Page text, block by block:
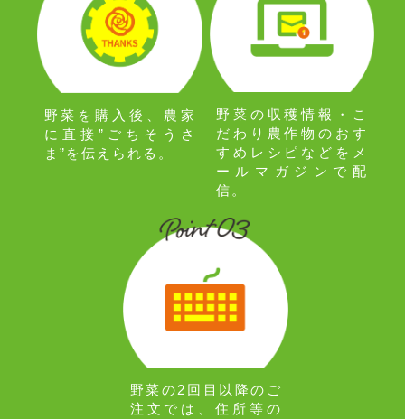
野菜を購入後、農家
に直接”ごちそうさ
ま”を伝えられる。
野菜の収穫情報・こ
だわり農作物のおす
すめレシピなどをメ
ールマガジンで配
信。
野菜の2回目以降のご
注文では、住所等の